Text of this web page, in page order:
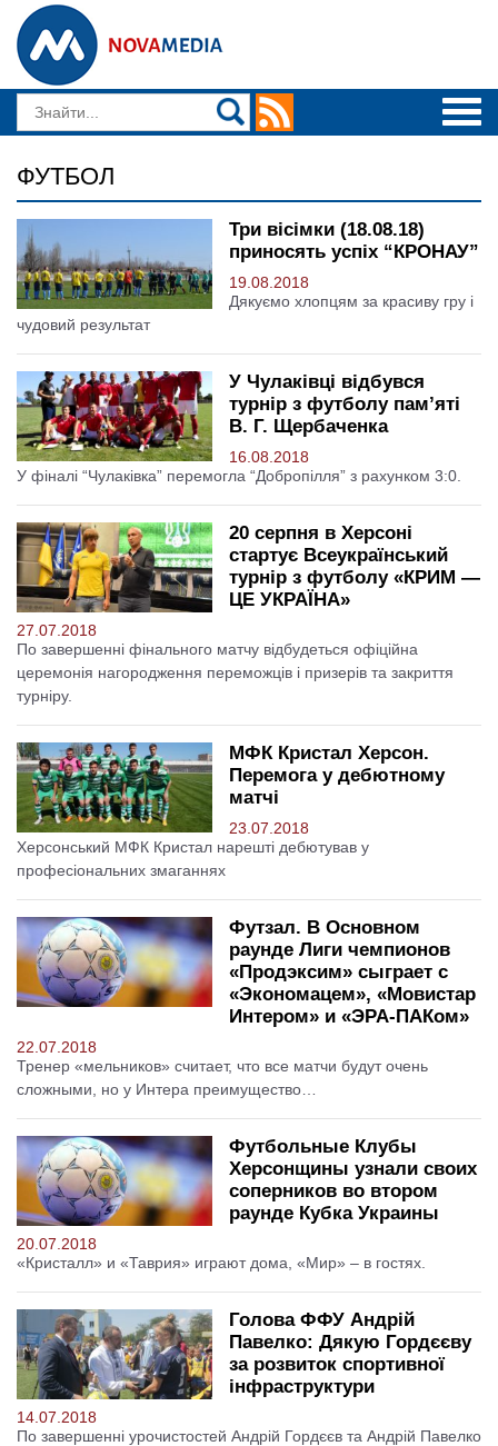
ФУТБОЛ
Три вісімки (18.08.18)
приносять успіх “КРОНАУ”
19.08.2018
Дякуємо хлопцям за красиву гру і
чудовий результат
У Чулаківці відбувся
турнір з футболу пам’яті
В. Г. Щербаченка
16.08.2018
У фіналі “Чулаківка” перемогла “Добропілля” з рахунком 3:0.
20 серпня в Херсоні
стартує Всеукраїнський
турнір з футболу «КРИМ —
ЦЕ УКРАЇНА»
27.07.2018
По завершенні фінального матчу відбудеться офіційна
церемонія нагородження переможців і призерів та закриття
турніру.
МФК Кристал Херсон.
Перемога у дебютному
матчі
23.07.2018
Херсонський МФК Кристал нарешті дебютував у
професіональних змаганнях
Футзал. В Основном
раунде Лиги чемпионов
«Продэксим» сыграет с
«Экономацем», «Мовистар
Интером» и «ЭРА-ПАКом»
22.07.2018
Тренер «мельников» считает, что все матчи будут очень
сложными, но у Интера преимущество…
Футбольные Клубы
Херсонщины узнали своих
соперников во втором
раунде Кубка Украины
20.07.2018
«Кристалл» и «Таврия» играют дома, «Мир» – в гостях.
Голова ФФУ Андрій
Павелко: Дякую Гордєєву
за розвиток спортивної
інфраструктури
14.07.2018
По завершенні урочистостей Андрій Гордєєв та Андрій Павелко